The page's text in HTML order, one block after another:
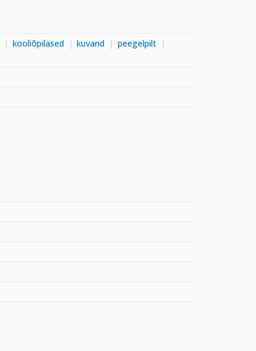
kooliõpilased kuvand
peegelpilt